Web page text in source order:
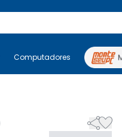
PC Gamer Computadores
Computadores Periféricos
